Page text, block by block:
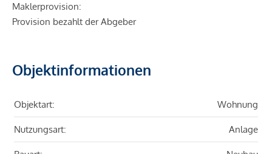
Maklerprovision:
Provision bezahlt der Abgeber
Objektinformationen
Objektart: Wohnung
Nutzungsart: Anlage